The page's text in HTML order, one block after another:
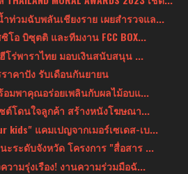
ท่วมฉับพลันเชียงราย เผยสำรวจแล...
อ บิซุตติ และทีมงาน FCC BOX...
โร่พาราไทย มอบเงินสนับสนุน ...
าคาปัง รับเดือนกันยายน
อมพาคุณอร่อยเพลินกับผลไม้อบแ...
ต์โดนใจลูกค้า สร้างหนังโฆษณา...
kids" แคมเปญจากเมอร์เซเดส-เบ...
ระดับจังหวัด โครงการ "สื่อสาร ...
วามรุ่งเรือง! งานความร่วมมือฉั...